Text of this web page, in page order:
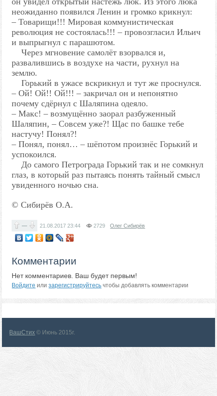
неожиданно появился Ленин и громко крикнул:
– Товарищи!!! Мировая коммунистическая
революция не состоялась!!! – провозгласил Ильич
и выпрыгнул с парашютом.
Через мгновение самолёт взорвался и,
развалившись в воздухе на части, рухнул на
землю.
Горький в ужасе вскрикнул и тут же проснулся.
– Ой! Ой!! Ой!!! – закричал он и непонятно
почему сдёрнул с Шаляпина одеяло.
– Макс! – возмущённо заорал разбуженный
Шаляпин, – Совсем уже?! Щас по башке тебе
настучу! Понял?!
– Понял, понял… – шёпотом произнёс Горький и
успокоился.
До самого Петрограда Горький так и не сомкнул
глаз, в который раз пытаясь понять тайный смысл
увиденного ночью сна.
© Сибирёв О.А.
— 21.08.201723:44 2729 Олег Сибирёв
Комментарии
Нет комментариев. Ваш будет первым!
Войдите илизарегистрируйтесь чтобы добавлять комментарии
ВашСтих © Июнь 2015г.